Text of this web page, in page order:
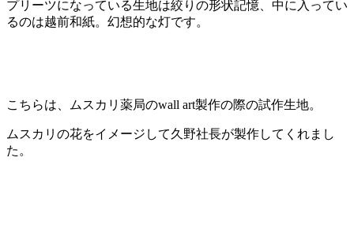
プリーツになっている生地は絞りの形状記憶、中に入ってい
るのは越前和紙。幻想的な灯です。
こちらは、ムスカリ薬局のwall art製作の際の試作生地。
ムスカリの花をイメージして久野社長が製作してくれまし
た。